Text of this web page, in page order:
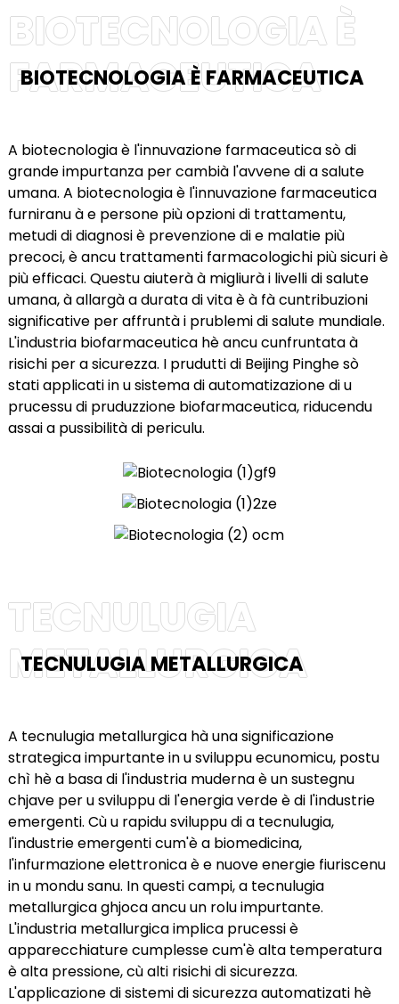
BIOTECNOLOGIA È FARMACEUTICA
BIOTECNOLOGIA È
FARMACEUTICA
A biotecnologia è l'innuvazione farmaceutica sò di
grande impurtanza per cambià l'avvene di a salute
umana. A biotecnologia è l'innuvazione farmaceutica
furniranu à e persone più opzioni di trattamentu,
metudi di diagnosi è prevenzione di e malatie più
precoci, è ancu trattamenti farmacologichi più sicuri è
più efficaci. Questu aiuterà à migliurà i livelli di salute
umana, à allargà a durata di vita è à fà cuntribuzioni
significative per affruntà i prublemi di salute mundiale.
L'industria biofarmaceutica hè ancu cunfruntata à
risichi per a sicurezza. I prudutti di Beijing Pinghe sò
stati applicati in u sistema di automatizazione di u
prucessu di pruduzzione biofarmaceutica, riducendu
assai a pussibilità di periculu.
TECNULUGIA METALLURGICA
TECNULUGIA
METALLURGICA
A tecnulugia metallurgica hà una significazione
strategica impurtante in u sviluppu ecunomicu, postu
chì hè a basa di l'industria muderna è un sustegnu
chjave per u sviluppu di l'energia verde è di l'industrie
emergenti. Cù u rapidu sviluppu di a tecnulugia,
l'industrie emergenti cum'è a biomedicina,
l'infurmazione elettronica è e nuove energie fiuriscenu
in u mondu sanu. In questi campi, a tecnulugia
metallurgica ghjoca ancu un rolu impurtante.
L'industria metallurgica implica prucessi è
apparecchiature cumplesse cum'è alta temperatura
è alta pressione, cù alti risichi di sicurezza.
L'applicazione di sistemi di sicurezza automatizati hè